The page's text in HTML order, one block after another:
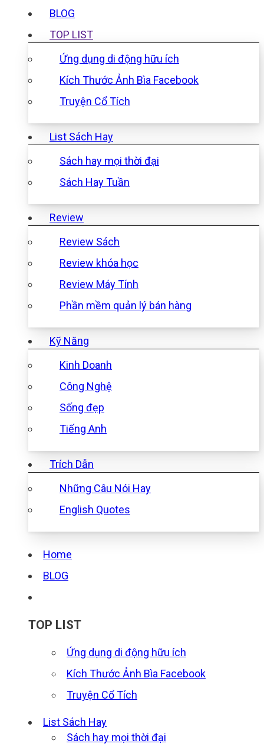
BLOG
TOP LIST
Ứng dụng di động hữu ích
Kích Thước Ảnh Bìa Facebook
Truyện Cổ Tích
List Sách Hay
Sách hay mọi thời đại
Sách Hay Tuần
Review
Review Sách
Review khóa học
Review Máy Tính
Phần mềm quản lý bán hàng
Kỹ Năng
Kinh Doanh
Công Nghệ
Sống đẹp
Tiếng Anh
Trích Dẫn
Những Câu Nói Hay
English Quotes
Home
BLOG
TOP LIST
Ứng dụng di động hữu ích
Kích Thước Ảnh Bìa Facebook
Truyện Cổ Tích
List Sách Hay
Sách hay mọi thời đại